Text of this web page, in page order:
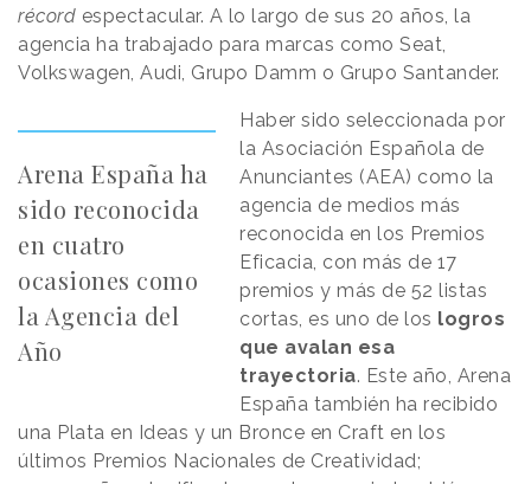
récord espectacular. A lo largo de sus 20 años, la
agencia ha trabajado para marcas como Seat,
Volkswagen, Audi, Grupo Damm o Grupo Santander.
Arena España ha
sido reconocida
en cuatro
ocasiones como
la Agencia del
Año
Haber sido seleccionada por
la Asociación Española de
Anunciantes (AEA) como la
agencia de medios más
reconocida en los Premios
Eficacia, con más de 17
premios y más de 52 listas
cortas, es uno de los logros
que avalan esa
trayectoria. Este año, Arena
España también ha recibido
una Plata en Ideas y un Bronce en Craft en los
últimos Premios Nacionales de Creatividad;